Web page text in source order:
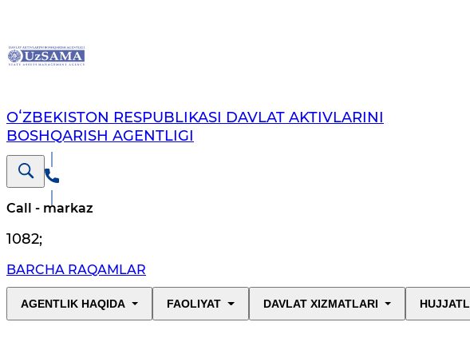
OʻZBEKISTON RESPUBLIKASI DAVLAT AKTIVLARINI
BOSHQARISH AGENTLIGI
Call - markaz
1082;
BARCHA RAQAMLAR
AGENTLIK HAQIDA FAOLIYAT DAVLAT XIZMATLARI